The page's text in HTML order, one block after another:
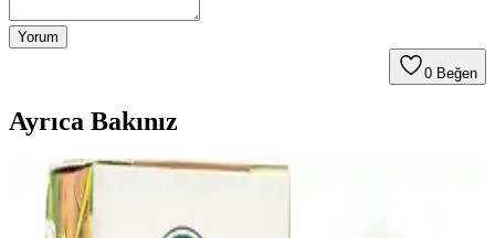
Yorum
0 Beğen
Ayrıca Bakınız
Kişisel Bakımda Zevk Artırıcı Kozmetikler: Çeşitleri,
Kullanımı ve Faydaları